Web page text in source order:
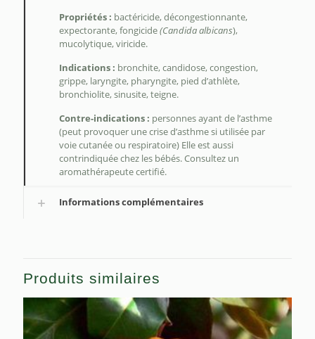
Propriétés : bactéricide, décongestionnante,
expectorante, fongicide(Candida albicans),
mucolytique, viricide.
Indications : bronchite, candidose, congestion,
grippe, laryngite, pharyngite, pied d’athlète,
bronchiolite, sinusite, teigne.
Contre-indications : personnes ayant de l’asthme
(peut provoquer une crise d’asthme si utilisée par
voie cutanée ou respiratoire) Elle est aussi
contrindiquée chez les bébés. Consultez un
aromathérapeute certifié.
Informations complémentaires
Produits similaires